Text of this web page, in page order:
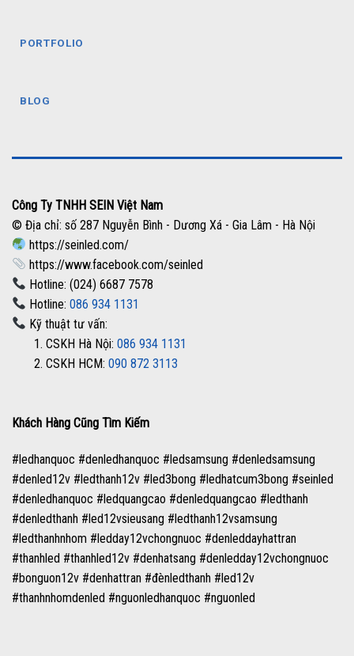
PORTFOLIO
BLOG
Công Ty TNHH SEIN Việt Nam
© Địa chỉ: số 287 Nguyễn Bình - Dương Xá - Gia Lâm - Hà Nội
https://seinled.com/
https://www.facebook.com/seinled
Hotline: (024) 6687 7578
Hotline:086 934 1131
Kỹ thuật tư vấn:
1. CSKH Hà Nội: 086 934 1131
2. CSKH HCM: 090 872 3113
Khách Hàng Cũng Tìm Kiếm
#ledhanquoc #denledhanquoc #ledsamsung #denledsamsung
#denled12v #ledthanh12v #led3bong #ledhatcum3bong #seinled
#denledhanquoc #ledquangcao #denledquangcao #ledthanh
#denledthanh #led12vsieusang #ledthanh12vsamsung
#ledthanhnhom #ledday12vchongnuoc #denleddayhattran
#thanhled #thanhled12v #denhatsang #denledday12vchongnuoc
#bonguon12v #denhattran #đènledthanh #led12v
#thanhnhomdenled #nguonledhanquoc #nguonled